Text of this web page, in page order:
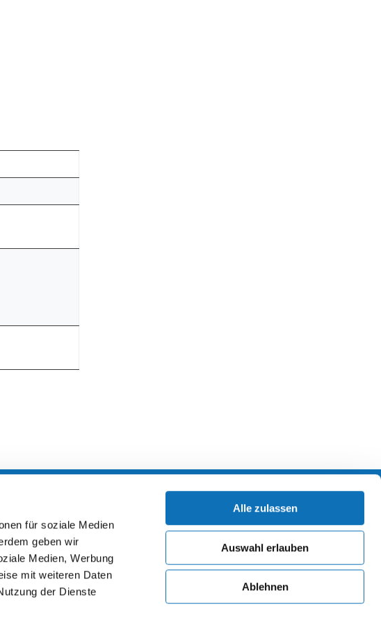
für soziale Medien
geben wir
Medien, Werbung
mit weiteren Daten
der Dienste
Alle zulassen
Auswahl erlauben
Ablehnen
Datenschutz
Förderer & Partner